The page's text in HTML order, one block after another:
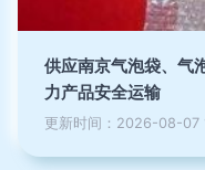
供应南京气泡袋、气
力产品安全运输
更新时间：2026-08-07